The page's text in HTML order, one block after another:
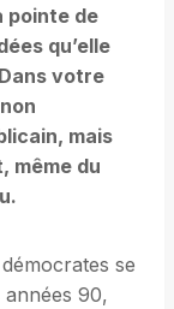
pointe de
qu’elle
votre
mais
même du
se
90,